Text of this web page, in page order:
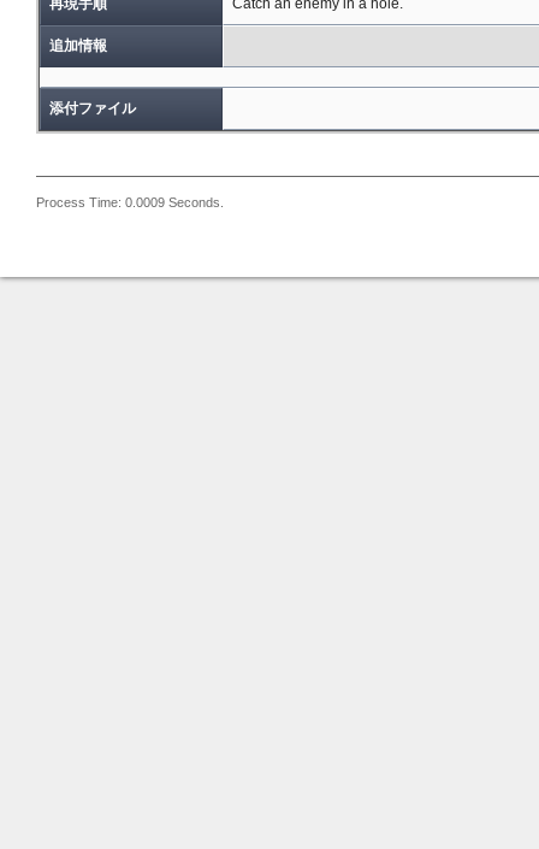
再現手順 Catch an enemy in a hole.
追加情報
添付ファイル
Process Time: 0.0009 Seconds.